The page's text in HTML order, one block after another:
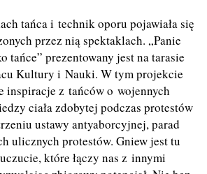
tańca i technik oporu pojawiała się
przez nią spektaklach. „Panie
tańce” prezentowany jest na tarasie
Kultury i Nauki. W tym projekcie
inspiracje z tańców o wojennych
ciała zdobytej podczas protestów
ustawy antyaborcyjnej, parad
ulicznych protestów. Gniew jest tu
które łączy nas z innymi